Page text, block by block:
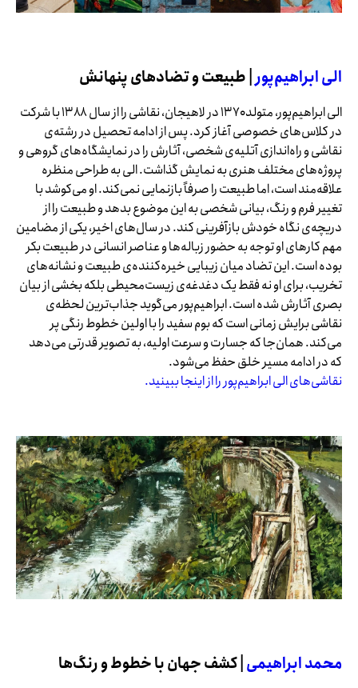
الی ابراهیم‌پور | طبیعت و تضادهای پنهانش
الی ابراهیم‌پور، متولد ۱۳۷۰ در لاهیجان، نقاشی را از سال ۱۳۸۸ با شرکت
در کلاس‌های خصوصی آغاز کرد. پس از ادامه تحصیل در رشته‌ی
نقاشی و راه‌اندازی آتلیه‌ی شخصی، آثارش را در نمایشگاه‌های گروهی و
پروژه‌های مختلف هنری به نمایش گذاشت. الی به طراحی منظره
علاقه‌مند است، اما طبیعت را صرفاً بازنمایی نمی‌کند. او می‌کوشد با
تغییر فرم و رنگ، بیانی شخصی به این موضوع بدهد و طبیعت را از
دریچه‌ی نگاه خودش بازآفرینی کند. در سال‌های اخیر، یکی از مضامین
مهم کارهای او توجه به حضور زباله‌ها و عناصر انسانی در طبیعت بکر
بوده است. این تضاد میان زیبایی خیره‌کننده‌ی طبیعت و نشانه‌های
تخریب، برای او نه فقط یک دغدغه‌ی زیست‌محیطی بلکه بخشی از بیان
بصری آثارش شده است. ابراهیم‌پور می‌گوید جذاب‌ترین لحظه‌ی
نقاشی برایش زمانی است که بوم سفید را با اولین خطوط رنگی پر
می‌کند. همان‌جا که جسارت و سرعت اولیه، به تصویر قدرتی می‌دهد
که در ادامه مسیر خلق حفظ می‌شود.
نقاشی‌هایالی ابراهیم‌پور را از اینجا ببینید.
محمد ابراهیمی | کشف جهان با خطوط و رنگ‌ها